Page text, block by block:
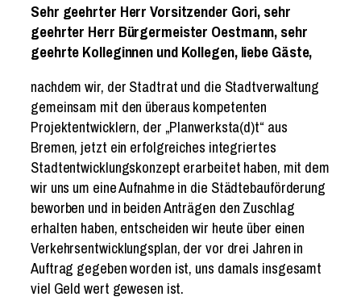
Sehr geehrter Herr Vorsitzender Gori, sehr
geehrter Herr Bürgermeister Oestmann, sehr
geehrte Kolleginnen und Kollegen, liebe Gäste,
nachdem wir, der Stadtrat und die Stadtverwaltung
gemeinsam mit den überaus kompetenten
Projektentwicklern, der „Planwerksta(d)t“ aus
Bremen, jetzt ein erfolgreiches integriertes
Stadtentwicklungskonzept erarbeitet haben, mit dem
wir uns um eine Aufnahme in die Städtebauförderung
beworben und in beiden Anträgen den Zuschlag
erhalten haben, entscheiden wir heute über einen
Verkehrsentwicklungsplan, der vor drei Jahren in
Auftrag gegeben worden ist, uns damals insgesamt
viel Geld wert gewesen ist.